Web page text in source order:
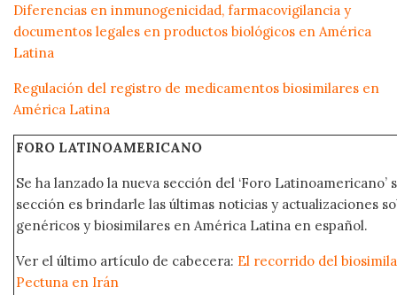
Diferencias en inmunogenicidad, farmacovigilancia y
documentos legales en productos biológicos en América
Latina
Regulación del registro de medicamentos biosimilares en
América Latina
FORO LATINOAMERICANO
Se ha lanzado la nueva sección del ‘Foro
sección es brindarle las últimas noticias y actualizaciones
genéricos y biosimilares en América Latina en español.
Ver el último artículo de cabecera: El recorrido del
Pectuna en Irán